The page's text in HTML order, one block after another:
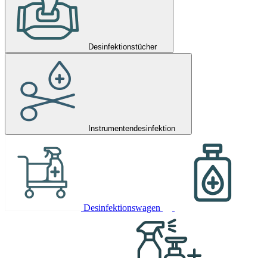
Desinfektionstücher
Instrumentendesinfektion
Desinfektionswagen